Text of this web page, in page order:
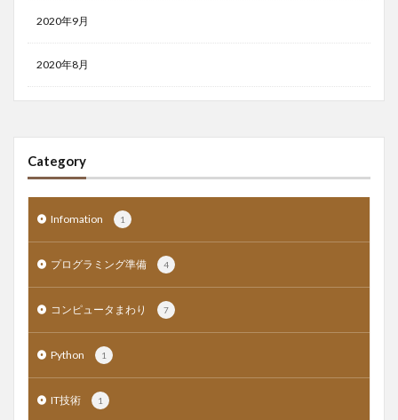
2020年9月
2020年8月
Category
Infomation 1
プログラミング準備 4
コンピュータまわり 7
Python 1
IT技術 1